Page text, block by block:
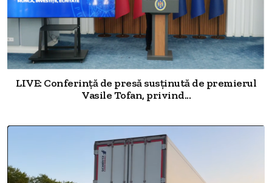
LIVE: Conferință de presă susținută de premierul
Vasile Tofan, privind...